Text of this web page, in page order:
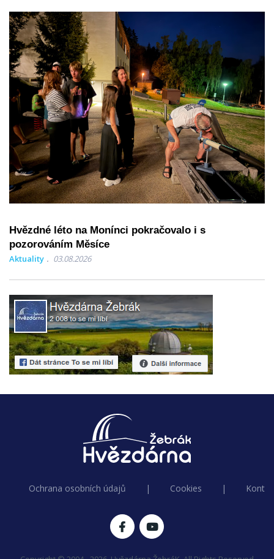
Hvězdné léto na Monínci pokračovalo i s
pozorováním Měsíce
Aktuality 03.08.2026
Ochrana osobních údajů | Cookies |